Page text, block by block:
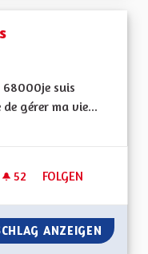
suis
gérer ma vie...
52 52 FOLLOWER
FOLGEN
AIDE AUX
ANZEIGEN AIDE